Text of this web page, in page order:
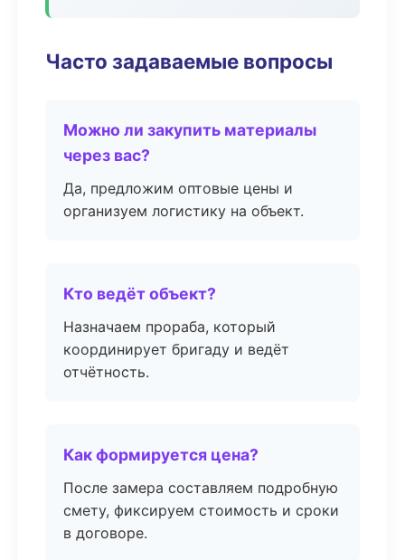
Часто задаваемые вопросы
Можно ли закупить материалы
через вас?
Да, предложим оптовые цены и
организуем логистику на объект.
Кто ведёт объект?
Назначаем прораба, который
координирует бригаду и ведёт
отчётность.
Как формируется цена?
После замера составляем подробную
смету, фиксируем стоимость и сроки
в договоре.